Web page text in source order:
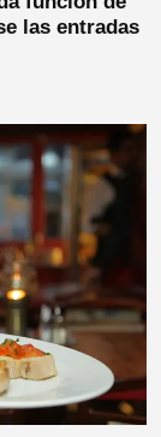
las entradas